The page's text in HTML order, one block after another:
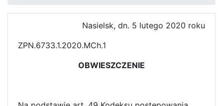
Nasielsk, dn. 5 lutego 2020 roku
ZPN.6733.1.2020.MCh.1
OBWIESZCZENIE